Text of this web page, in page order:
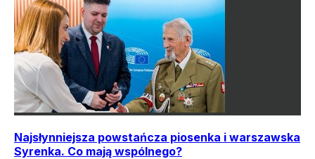
Najsłynniejsza powstańcza piosenka i warszawska
Syrenka. Co mają wspólnego?